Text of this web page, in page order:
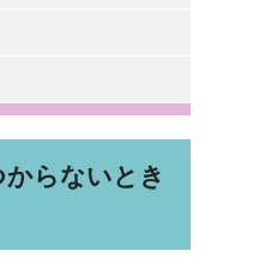
らないとき